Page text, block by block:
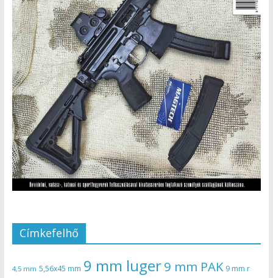
Címkefelhő
4,5 mm 5,56x45 mm 9 mm luger9 mm PAK 9 mm r